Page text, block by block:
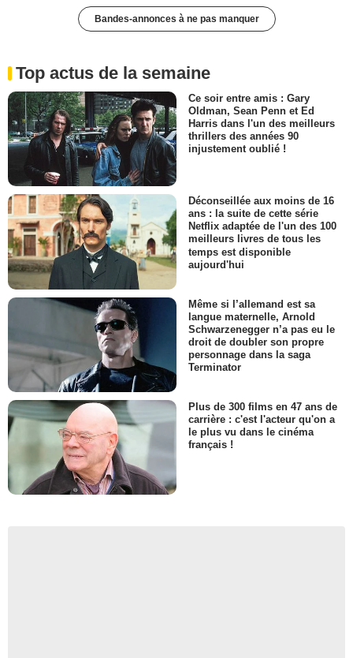
Bandes-annonces à ne pas manquer
Top actus de la semaine
Ce soir entre amis : Gary
Oldman, Sean Penn et Ed
Harris dans l'un des meilleurs
thrillers des années 90
injustement oublié !
Déconseillée aux moins de 16
ans : la suite de cette série
Netflix adaptée de l'un des 100
meilleurs livres de tous les
temps est disponible
aujourd'hui
Même si l’allemand est sa
langue maternelle, Arnold
Schwarzenegger n’a pas eu le
droit de doubler son propre
personnage dans la saga
Terminator
Plus de 300 films en 47 ans de
carrière : c'est l'acteur qu'on a
le plus vu dans le cinéma
français !